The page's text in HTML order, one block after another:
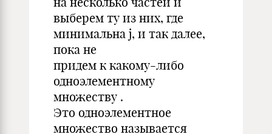
выберем ту из них, где
минимальна j, и так далее,
пока не
придем к какому-либо
одноэлементному
множеству .
Это одноэлементное
множество называется